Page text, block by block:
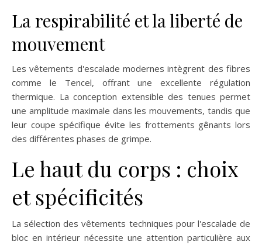
La respirabilité et la liberté de
mouvement
Les vêtements d'escalade modernes intègrent des fibres
comme le Tencel, offrant une excellente régulation
thermique. La conception extensible des tenues permet
une amplitude maximale dans les mouvements, tandis que
leur coupe spécifique évite les frottements gênants lors
des différentes phases de grimpe.
Le haut du corps : choix
et spécificités
La sélection des vêtements techniques pour l'escalade de
bloc en intérieur nécessite une attention particulière aux